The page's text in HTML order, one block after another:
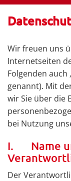
Wir freuen uns
Internetseiten
Folgenden auch
genannt). Mit
wir Sie über die
bei Nutzung
I. Name
Der